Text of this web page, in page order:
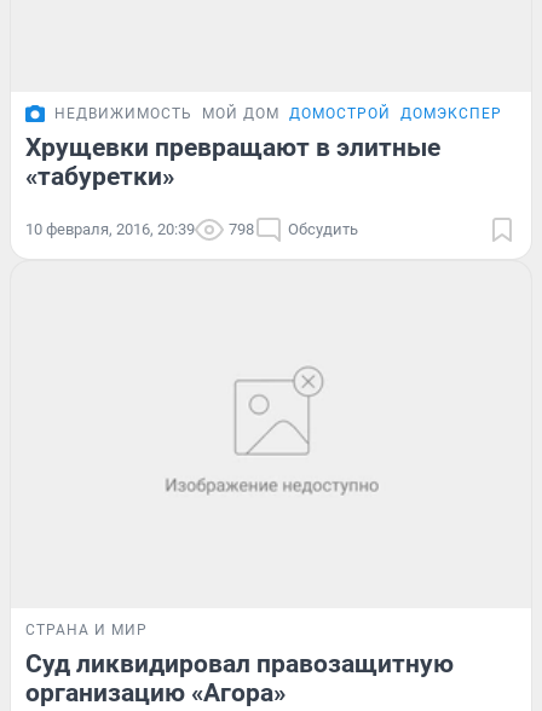
НЕДВИЖИМОСТЬ МОЙ ДОМ ДОМОСТРОЙ ДОМЭКСПЕРТ
Хрущевки превращают в элитные
«табуретки»
10 февраля, 2016, 20:39 798 Обсудить
СТРАНА И МИР
Суд ликвидировал правозащитную
организацию «Агора»